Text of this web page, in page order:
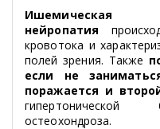
нейропатия
кровотока и
полей зрения. Также
если не
поражается и
гипертонической
остеохондроза.